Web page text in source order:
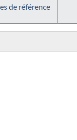
de référence